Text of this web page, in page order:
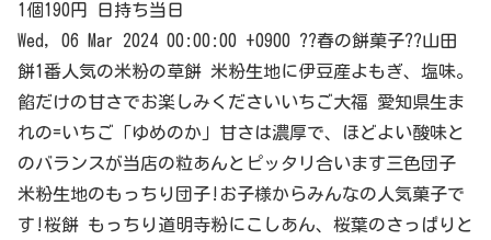
1個190円 日持ち当日
Wed, 06 Mar 2024 00:00:00 +0900 ??春の餅菓子??山田
餅1番人気の米粉の草餅 米粉生地に伊豆産よもぎ、塩味。
餡だけの甘さでお楽しみくださいいちご大福 愛知県生ま
れの=いちご「ゆめのか」甘さは濃厚で、ほどよい酸味と
のバランスが当店の粒あんとピッタリ合います三色団子
米粉生地のもっちり団子!お子様からみんなの人気菓子で
す!桜餅 もっちり道明寺粉にこしあん、桜葉のさっぱりと